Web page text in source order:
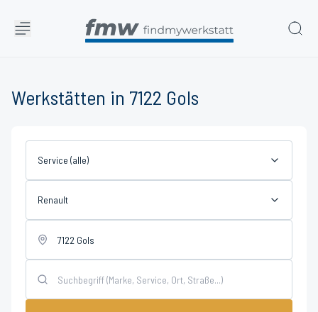
Werkstätten in 7122 Gols
Service (alle)
Renault